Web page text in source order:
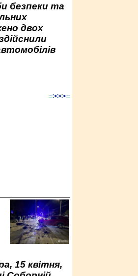
безпеки та
двох
=>>>=
15 квітня,